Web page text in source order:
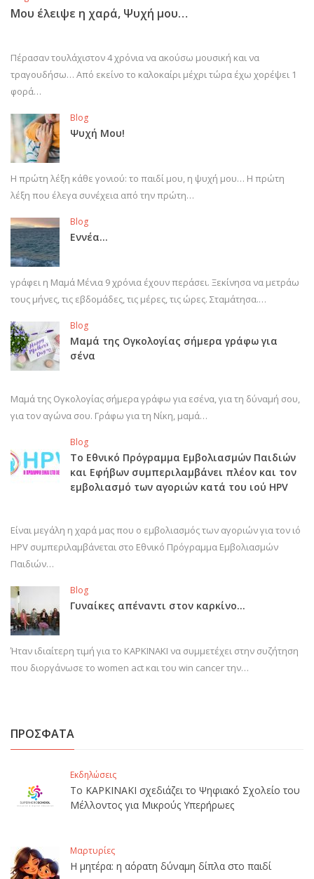
Μου έλειψε η χαρά, Ψυχή μου…
Πέρασαν τουλάχιστον 4 χρόνια να ακούσω μουσική και να
τραγουδήσω… Από εκείνο το καλοκαίρι μέχρι τώρα έχω χορέψει 1
φορά…
Blog
Ψυχή Μου!
Η πρώτη λέξη κάθε γονιού: το παιδί μου, η ψυχή μου… Η πρώτη
λέξη που έλεγα συνέχεια από την πρώτη…
Blog
Εννέα…
γράφει η Μαμά Μένια 9 χρόνια έχουν περάσει. Ξεκίνησα να μετράω
τους μήνες, τις εβδομάδες, τις μέρες, τις ώρες. Σταμάτησα.…
Blog
Μαμά της Ογκολογίας σήμερα γράφω για
σένα
Μαμά της Ογκολογίας σήμερα γράφω για εσένα, για τη δύναμή σου,
για τον αγώνα σου. Γράφω για τη Νίκη, μαμά…
Blog
Το Εθνικό Πρόγραμμα Εμβολιασμών Παιδιών
και Εφήβων συμπεριλαμβάνει πλέον και τον
εμβολιασμό των αγοριών κατά του ιού HPV
Είναι μεγάλη η χαρά μας που ο εμβολιασμός των αγοριών για τον ιό
HPV συμπεριλαμβάνεται στο Εθνικό Πρόγραμμα Εμβολιασμών
Παιδιών…
Blog
Γυναίκες απέναντι στον καρκίνο…
Ήταν ιδιαίτερη τιμή για το ΚΑΡΚΙΝΑΚΙ να συμμετέχει στην συζήτηση
που διοργάνωσε το women act και του win cancer την…
ΠΡΟΣΦΑΤΑ
Εκδηλώσεις
Το ΚΑΡΚΙΝΑΚΙ σχεδιάζει το Ψηφιακό Σχολείο του
Μέλλοντος για Μικρούς Υπερήρωες
Μαρτυρίες
Η μητέρα: η αόρατη δύναμη δίπλα στο παιδί